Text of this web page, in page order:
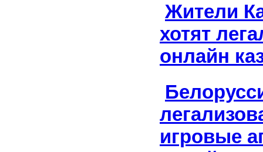
Жители
хотят
онлайн
игровые